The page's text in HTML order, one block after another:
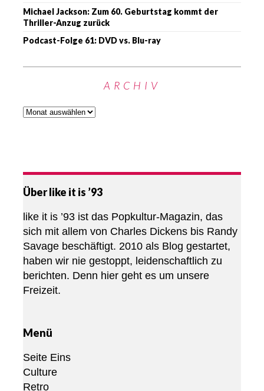
Michael Jackson: Zum 60. Geburtstag kommt der
Thriller-Anzug zurück
Podcast-Folge 61: DVD vs. Blu-ray
ARCHIV
Über like it is ’93
like it is ’93 ist das Popkultur-Magazin, das
sich mit allem von Charles Dickens bis Randy
Savage beschäftigt. 2010 als Blog gestartet,
haben wir nie gestoppt, leidenschaftlich zu
berichten. Denn hier geht es um unsere
Freizeit.
Menü
Seite Eins
Culture
Retro